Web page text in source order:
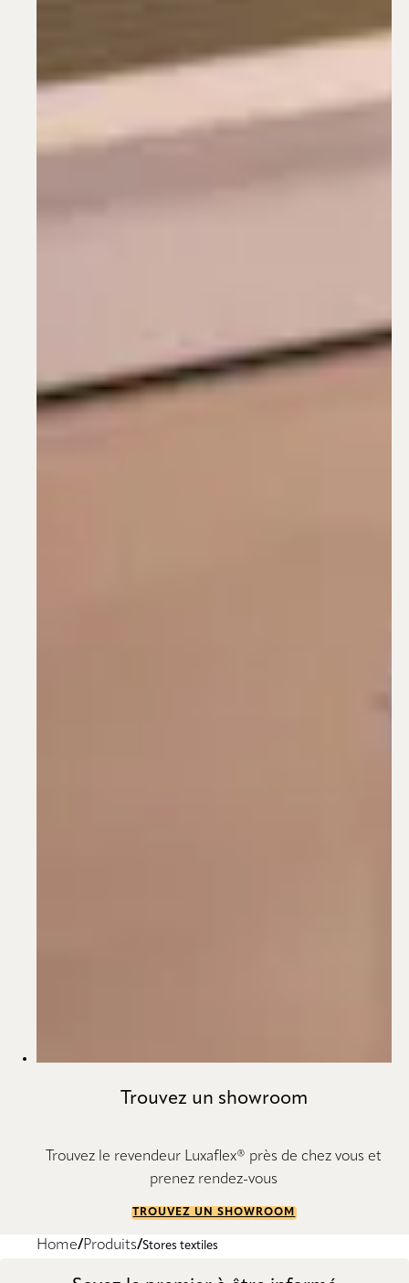
Trouvez un showroom
Trouvez le revendeur Luxaflex® près de chez vous et
prenez rendez-vous
TROUVEZ UN SHOWROOM
Home Produits Stores textiles